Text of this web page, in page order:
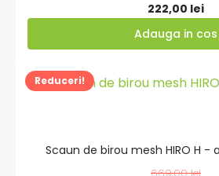
222,00 lei
Adauga in cos
Reduceri!
Scaun de birou mesh HIRO H -
Adauga